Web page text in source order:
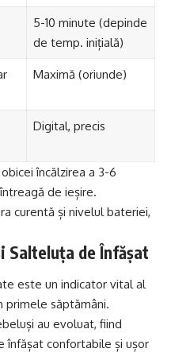
5-10 minute (depinde
de temp. inițială)
Maximă (oriunde)
Digital, precis
încălzirea a 3-6
de ieșire.
curentă și nivelul bateriei,
Salteluța de Înfășat
este un indicator vital al
primele săptămâni.
au evoluat, fiind
înfășat confortabile și ușor